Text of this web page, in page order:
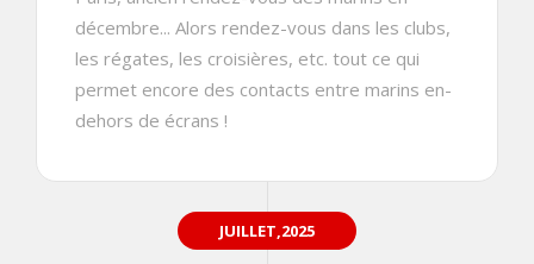
décembre... Alors rendez-vous dans les clubs,
les régates, les croisières, etc. tout ce qui
permet encore des contacts entre marins en-
dehors de écrans !
JUILLET,2025